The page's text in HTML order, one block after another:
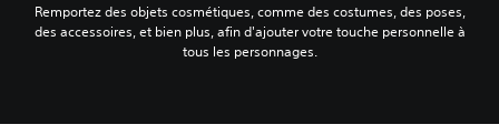
Remportez des objets cosmétiques, comme des costumes, des poses,
des accessoires, et bien plus, afin d'ajouter votre touche personnelle à
tous les personnages.